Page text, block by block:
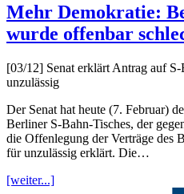
Mehr Demokratie:
wurde offenbar
[03/12] Senat erklärt Antrag auf
unzulässig
Der Senat hat heute (7. Februar)
Berliner S-Bahn-Tisches, der
die Offenlegung der Verträge des
für unzulässig erklärt. Die…
[weiter...]